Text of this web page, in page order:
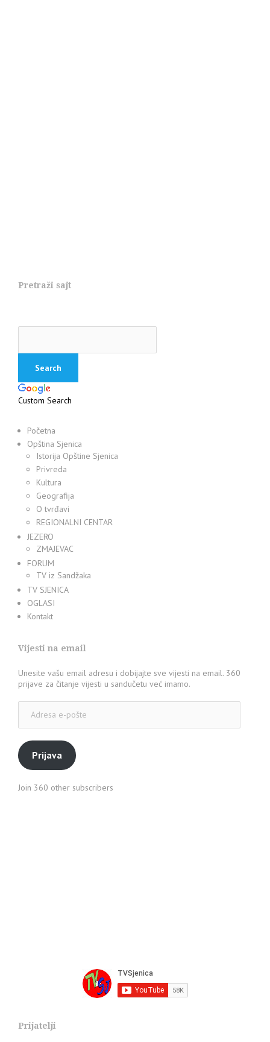
Pretraži sajt
Custom Search
Početna
Opština Sjenica
Istorija Opštine Sjenica
Privreda
Kultura
Geografija
O tvrđavi
REGIONALNI CENTAR
JEZERO
ZMAJEVAC
FORUM
TV iz Sandžaka
TV SJENICA
OGLASI
Kontakt
Vijesti na email
Unesite vašu email adresu i dobijajte sve vijesti na email. 360
prijave za čitanje vijesti u sandučetu već imamo.
pošte
Prijava
Join 360 other subscribers
Prijatelji